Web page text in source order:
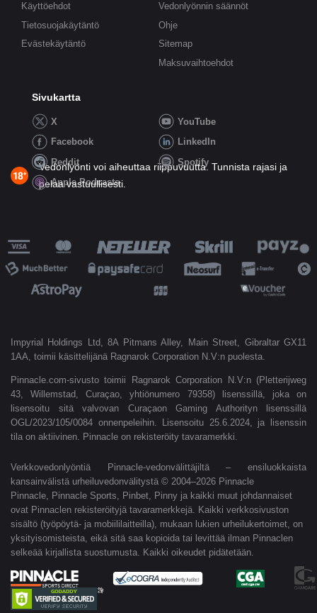
Käyttöehdot
Tietosuojakäytäntö
Evästekäytäntö
Vedonlyönnin säännöt
Ohje
Sitemap
Maksuvaihtoehdot
Sivukartta
X
YouTube
Facebook
LinkedIn
Reddit
Spotify
Apple Podcasts
Vedonlyönti voi aiheuttaa riippuvuutta. Tunnista rajasi ja
pelaa vastuullisesti.
Impyrial Holdings Ltd, 8A Pitmans Alley, Main Street, Gibraltar GX11
1AA, toimii käsittelijänä Ragnarok Corporation N.V:n puolesta.
Pinnacle.com-sivusto toimii Ragnarok Corporation N.V:n (Pletterijweg
43, Willemstad, Curaçao, yhtiönumero 79358) lisenssillä, joka on
lisensoitu sitä valvovan Curaçaon Gaming Authorityn lisenssillä
OGL/2023/105/0084 onnenpeleihin. Lisensoitu 25.6.2024, ja lisenssin
tila on aktiivinen. Pinnacle on rekisteröity tavaramerkki.
Verkkovedonlyöntiä Pinnacle-vedonvälittäjiltä – ensiluokkaista
kansainvälistä urheiluvedonvälitystä © 2004–2026 Pinnacle
Pinnacle, Pinnacle Sports, Pinbet, Pinny ja kaikki muut johdannaiset
ovat Pinnaclen rekisteröityjä tavaramerkkejä. Kaikki verkkosivuston
sisältö (työpöytä- ja mobiililaitteilla), mukaan lukien urheilukertoimet, on
yksityisomisteista, eikä sitä saa kopioida tai levittää ilman Pinnaclen
selkeää kirjallista suostumusta. Kaikki oikeudet pidätetään.